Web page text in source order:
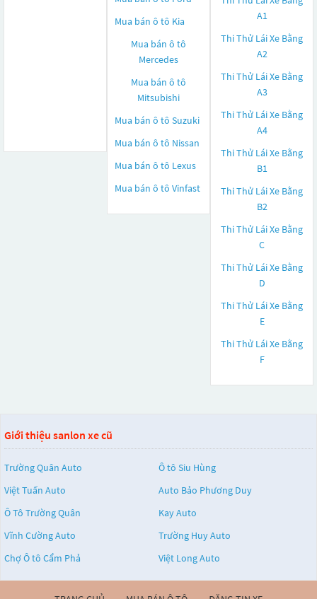
Mua bán ô tô Kia
Mua bán ô tô
Mercedes
Mua bán ô tô
Mitsubishi
Mua bán ô tô Suzuki
Mua bán ô tô Nissan
Mua bán ô tô Lexus
Mua bán ô tô Vinfast
A1
Thi Thử Lái Xe Bằng
A2
Thi Thử Lái Xe Bằng
A3
Thi Thử Lái Xe Bằng
A4
Thi Thử Lái Xe Bằng
B1
Thi Thử Lái Xe Bằng
B2
Thi Thử Lái Xe Bằng
C
Thi Thử Lái Xe Bằng
D
Thi Thử Lái Xe Bằng
E
Thi Thử Lái Xe Bằng
F
Giới thiệu sanlon xe cũ
Trường Quân Auto
Ô tô Siu Hùng
Việt Tuấn Auto
Auto Bảo Phương Duy
Ô Tô Trường Quân
Kay Auto
Vĩnh Cường Auto
Trường Huy Auto
Chợ Ô tô Cẩm Phả
Việt Long Auto